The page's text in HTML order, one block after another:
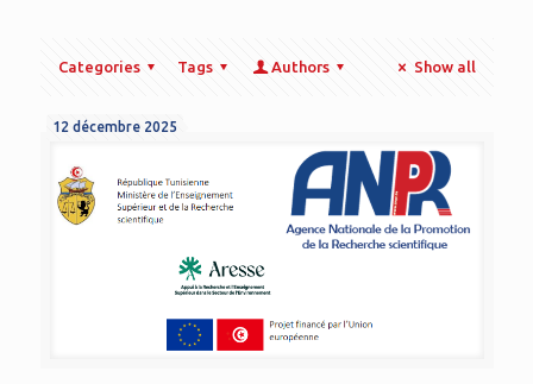
Categories Tags Authors Show all
12 décembre 2025